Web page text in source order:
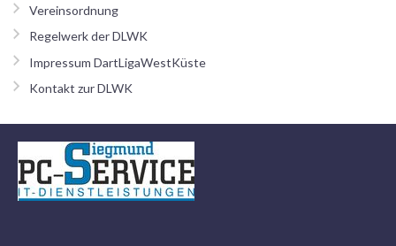
Vereinsordnung
Regelwerk der DLWK
Impressum DartLigaWestKüste
Kontakt zur DLWK